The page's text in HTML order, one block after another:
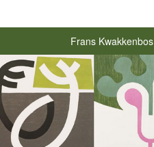
Frans Kwakkenbos